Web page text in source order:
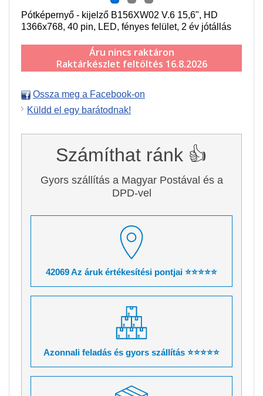
Pótképernyő - kijelző B156XW02 V.6 15,6", HD
1366x768, 40 pin, LED, fényes felület, 2 év jótállás
Áru nincs raktáron
Raktárkészlet feltöltés 16.8.2026
Ossza meg a Facebook-on
Küldd el egy barátodnak!
Számíthat ránk 👍
Gyors szállítás a Magyar Postával és a
DPD-vel
42069 Az áruk értékesítési pontjai ⭐⭐⭐⭐⭐
Azonnali feladás és gyors szállítás ⭐⭐⭐⭐⭐